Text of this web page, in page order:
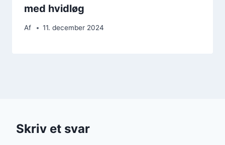
med hvidløg
Af 11. december 2024
Skriv et svar